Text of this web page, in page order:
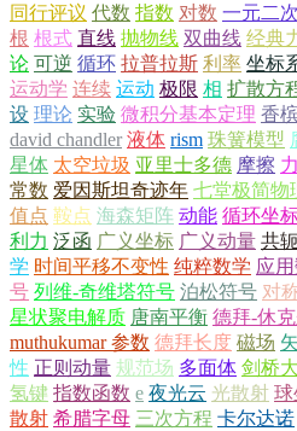
同行评议 代数 指数 对数 一元二
根 根式 直线 抛物线 双曲线 经典
论 可逆 循环 拉普拉斯 利率 坐标
运动学 连续 运动 极限 相 扩散方
设 理论 实验 微积分基本定理 香
david chandler 液体 rism 珠簧模型
星体 太空垃圾 亚里士多德 摩擦 力
常数 爱因斯坦奇迹年 七堂极简物
值点 鞍点 海森矩阵 动能 循环坐
利力 泛函 广义坐标 广义动量 共
学 时间平移不变性 纯粹数学 应
号 列维-奇维塔符号 泊松符号 对
星状聚电解质 唐南平衡 德拜-休
muthukumar 参数 德拜长度 磁场
性 正则动量 规范场 多面体 剑桥
氢键 指数函数 e 夜光云 光散射 球
散射 希腊字母 三次方程 卡尔达诺